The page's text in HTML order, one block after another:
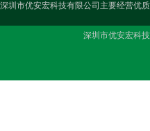
深圳市优安宏科技有限公司主要经营优
深圳市优安宏科